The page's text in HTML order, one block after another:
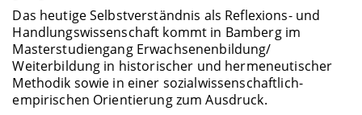
Das heutige Selbstverständnis als Reflexions- und
Handlungswissenschaft kommt in Bamberg im
Masterstudiengang Erwachsenenbildung/
Weiterbildung in historischer und hermeneutischer
Methodik sowie in einer sozialwissenschaftlich-
empirischen Orientierung zum Ausdruck.